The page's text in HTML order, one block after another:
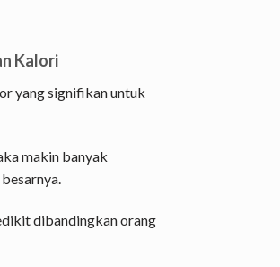
Kalori
yang signifikan untuk
makin banyak
dibandingkan orang